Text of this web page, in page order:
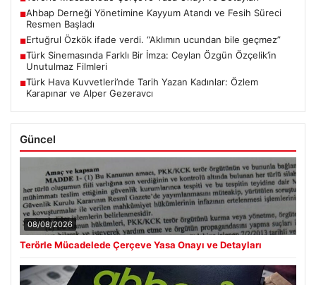
■Ahbap Derneği Yönetimine Kayyum Atandı ve Fesih Süreci
Resmen Başladı
■Ertuğrul Özkök ifade verdi. “Aklımın ucundan bile geçmez”
■Türk Sinemasında Farklı Bir İmza: Ceylan Özgün Özçelik’in
Unutulmaz Filmleri
■Türk Hava Kuvvetleri’nde Tarih Yazan Kadınlar: Özlem
Karapınar ve Alper Gezeravcı
Güncel
08/08/2026
Terörle Mücadelede Çerçeve Yasa Onayı ve Detayları